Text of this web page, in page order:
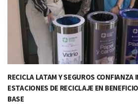
RECICLA LATAM Y SEGUROS CONFIANZA
ESTACIONES DE RECICLAJE EN
BASE​